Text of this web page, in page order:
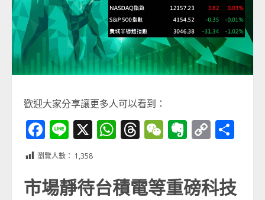
歡迎大家分享讓更多人可以看到：
Facebook
Line
X WhatsApp
Threads
WeChat
Evernote
Copy
瀏覽人數： 1,358
市場靜待台積電等重磅科技